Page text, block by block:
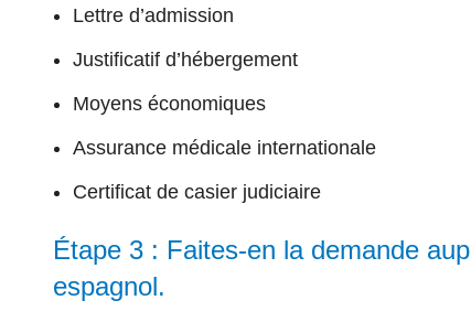
Lettre d’admission
Justificatif d’hébergement
Moyens économiques
Assurance médicale internationale
Certificat de casier judiciaire
Étape 3 : Faites-en la demande
espagnol.